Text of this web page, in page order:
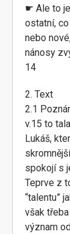
☛ Ale to
ostatní,
nebo
nánosy
14
2. Text
2.1
v.15 to
Lukáš,
spokojí s
Teprve z
“talentu”
však
význam